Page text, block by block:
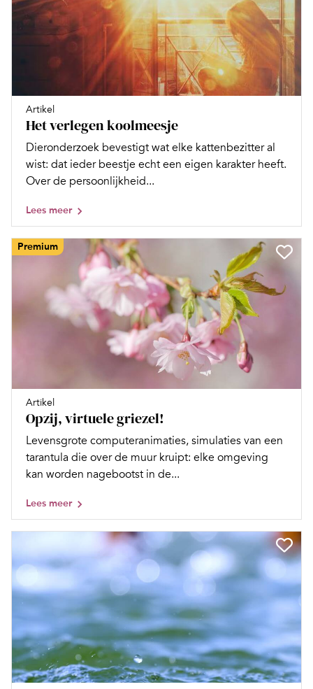
Artikel
Het verlegen koolmeesje
Dieronderzoek bevestigt wat elke kattenbezitter al
wist: dat ieder beestje echt een eigen karakter heeft.
Over de persoonlijkheid...
Lees meer
Premium
Artikel
Opzij, virtuele griezel!
Levensgrote computeranimaties, simulaties van een
tarantula die over de muur kruipt: elke omgeving
kan worden nagebootst in de...
Lees meer